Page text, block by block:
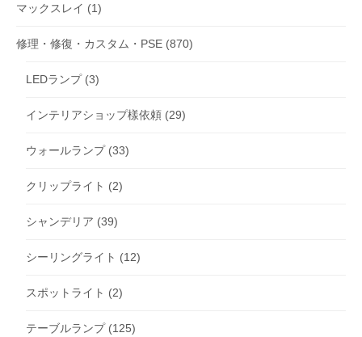
マックスレイ (1)
修理・修復・カスタム・PSE (870)
LEDランプ(3)
インテリアショップ樣依頼 (29)
ウォールランプ(33)
クリップライト (2)
シャンデリア (39)
シーリングライト (12)
スポットライト (2)
テーブルランプ(125)